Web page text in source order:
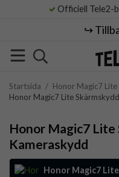
Officiell Tele2-
↪️
Startsida / Honor Magic7 Lite
Honor Magic7 Lite
Honor Magic7 Lite
Kameraskydd
Honor Magic7